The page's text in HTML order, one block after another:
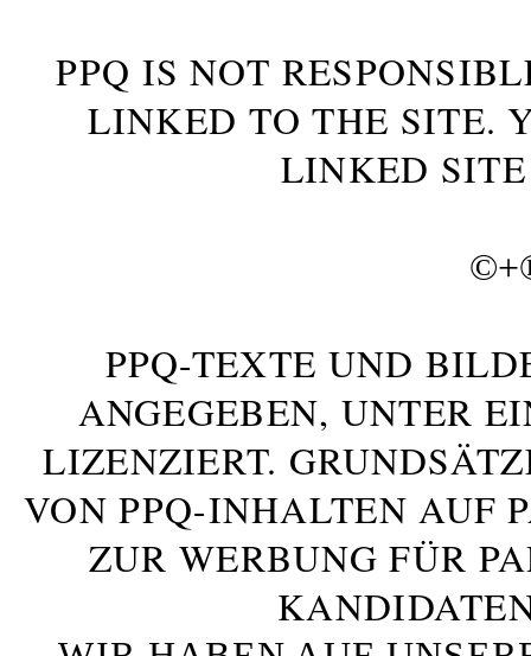
PPQ IS NOT
LINKED TO THE SITE.
LINKED
©+
PPQ-TEXTE UND
ANGEGEBEN, UNTER
LIZENZIERT.
VON PPQ-INHALTEN AUF
ZUR WERBUNG FÜR